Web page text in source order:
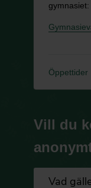
gymnasiet:
Öppettider
Vill du